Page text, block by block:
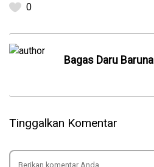
0
Bagas Daru Baruna
Tinggalkan Komentar